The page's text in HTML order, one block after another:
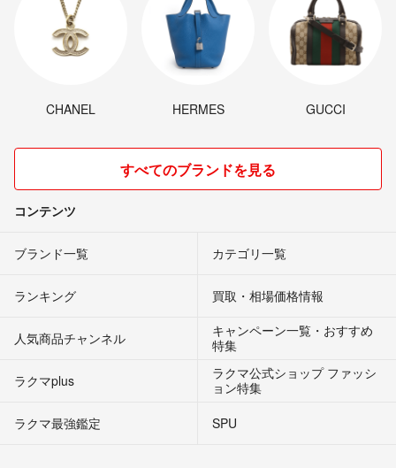
CHANEL HERMES GUCCI
すべてのブランドを見る
コンテンツ
ブランド一覧 カテゴリ一覧
ランキング 買取・相場価格情報
人気商品チャンネル
キャンペーン一覧・おすすめ
特集
ラクマplus
ラクマ公式ショップ ファッシ
ョン特集
ラクマ最強鑑定
SPU